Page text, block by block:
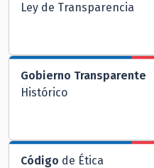
Ley de Transparencia
Gobierno Transparente
Histórico
Código de Ética